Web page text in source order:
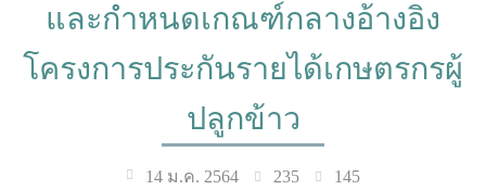
และกำหนดเกณฑ์กลางอ้างอิง
โครงการประกันรายได้เกษตรกรผู้
ปลูกข้าว
14 ม.ค. 2564 235 145